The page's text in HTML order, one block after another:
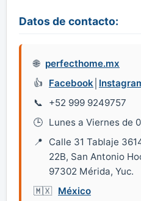
Datos de contacto:
perfecthome.mx
Facebook
+52 999 9249757
Lunes a Viernes de
Calle 31 Tablaje
22B, San Antonio
97302 Mérida, Yuc.
México